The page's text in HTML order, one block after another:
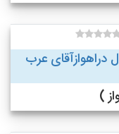
عرب
)